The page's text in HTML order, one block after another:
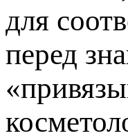
для
перед